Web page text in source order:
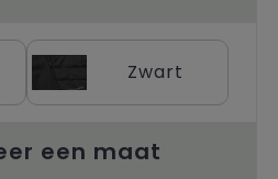
Zwart
een maat